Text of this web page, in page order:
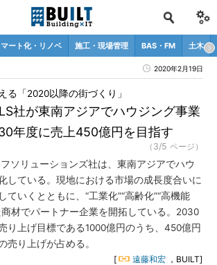
ート化・リノベ 施工・現場管理 BAS・FM 土木
2020年2月19日
社が東南アジアでハウジング事業
年度に売上450億円を目指す
る「2020以降の街づくり」
（3/5 ページ）
ソリューションズ社は、東南アジアでハウ
している。現地における市場の成長度合いに
ていくとともに、“工業化”“高齢化”“高機能
材でパートナー企業を開拓している。2030
り上げ目標である1000億円のうち、450億円
売り上げが占める。
[ 遠藤和宏 ，BUILT]